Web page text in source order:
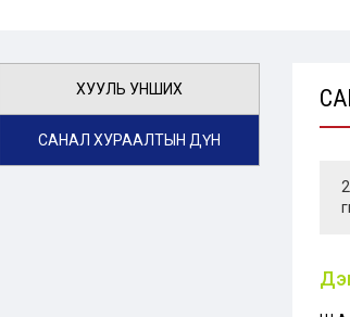
ХУУЛЬ УНШИХ
САНАЛ ХУРААЛТЫН ДҮН